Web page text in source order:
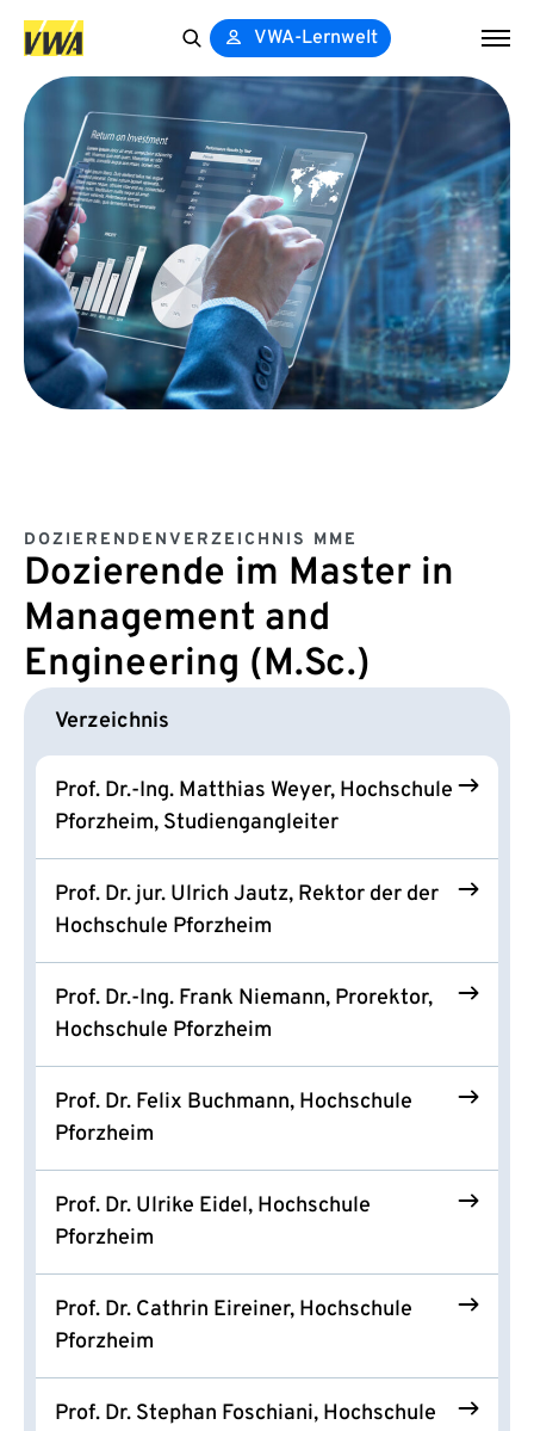
VWA-Lernwelt
DOZIERENDENVERZEICHNIS MME
Dozierende im Master in
Management and
Engineering (M.Sc.)
Verzeichnis
Prof. Dr.-Ing. Matthias Weyer, Hochschule
Pforzheim, Studiengangleiter
Prof. Dr. jur. Ulrich Jautz, Rektor der der
Hochschule Pforzheim
Prof. Dr.-Ing. Frank Niemann, Prorektor,
Hochschule Pforzheim
Prof. Dr. Felix Buchmann, Hochschule
Pforzheim
Prof. Dr. Ulrike Eidel, Hochschule
Pforzheim
Prof. Dr. Cathrin Eireiner, Hochschule
Pforzheim
Prof. Dr. Stephan Foschiani, Hochschule